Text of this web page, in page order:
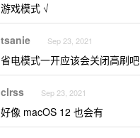
游戏模式 √
tsanie Sep 23, 2021
省电模式一开应该会关闭高刷吧
clrss Sep 23, 2021
好像 macOS 12 也会有